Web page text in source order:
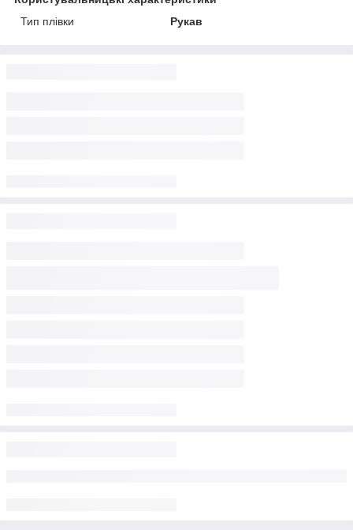
Тип плівки
Рукав